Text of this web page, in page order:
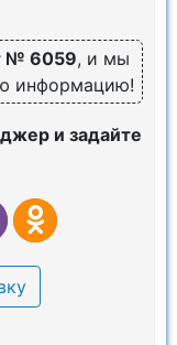
№ 6059, и мы
информацию!
и задайте